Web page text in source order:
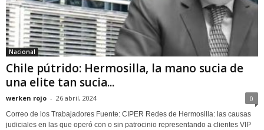
Nacional
Chile pútrido: Hermosilla, la mano sucia de
una elite tan sucia...
werken rojo - 26 abril, 2024 0
Correo de los Trabajadores Fuente: CIPER Redes de Hermosilla: las causas
judiciales en las que operó con o sin patrocinio representando a clientes VIP